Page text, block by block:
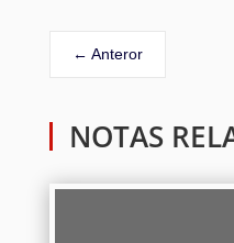
← Anteror
NOTAS